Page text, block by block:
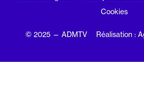
Cookies
© 2025 — ADMTV Réalisation :